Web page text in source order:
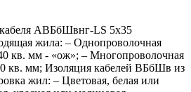
АВБбШвнг-LS 5х35
жила: – Однопроволочная
кв. мм - «ож»; – Многопроволочная
кв. мм; Изоляция кабелей ВБбШв из
жил: – Цветовая, белая или